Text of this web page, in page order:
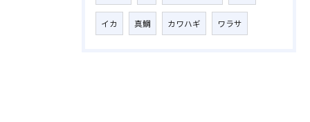
イカ 真鯛 カワハギ ワラサ